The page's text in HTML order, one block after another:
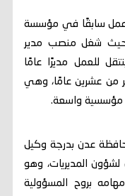
عمل سابقًا في مؤسسة
حيث شغل منصب مدير
للعمل مديرًا عامًا
من عشرين عامًا، وهي
مؤسسية واسعة.
عدن بدرجة وكيل
لشؤون المديريات، وهو
بروح المسؤولية